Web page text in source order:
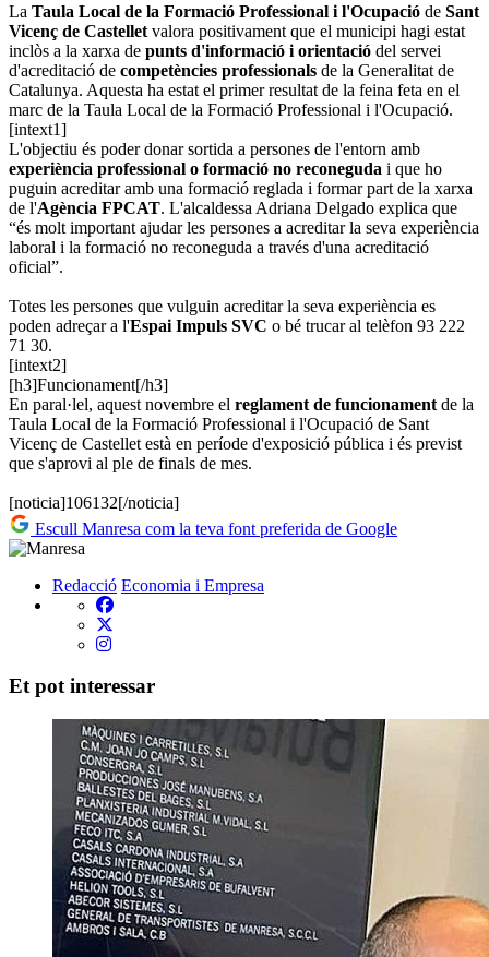
La Taula Local de la Formació Professional i l'Ocupació de Sant
Vicenç de Castellet valora positivament que el municipi hagi estat
inclòs a la xarxa de punts d'informació i orientació del servei
d'acreditació de competències professionals de la Generalitat de
Catalunya. Aquesta ha estat el primer resultat de la feina feta en el
marc de la Taula Local de la Formació Professional i l'Ocupació.
[intext1]
L'objectiu és poder donar sortida a persones de l'entorn amb
experiència professional o formació no reconeguda i que ho
puguin acreditar amb una formació reglada i formar part de la xarxa
de l'Agència FPCAT. L'alcaldessa Adriana Delgado explica que
“és molt important ajudar les persones a acreditar la seva experiència
laboral i la formació no reconeguda a través d'una acreditació
oficial”.
Totes les persones que vulguin acreditar la seva experiència es
poden adreçar a l'Espai Impuls SVC o bé trucar al telèfon 93 222
71 30.
[intext2]
[h3]Funcionament[/h3]
En paral·lel, aquest novembre el reglament de funcionament de la
Taula Local de la Formació Professional i l'Ocupació de Sant
Vicenç de Castellet està en període d'exposició pública i és previst
que s'aprovi al ple de finals de mes.
[noticia]106132[/noticia]
Escull Manresa com la teva font preferida de Google
Redacció Economia i Empresa
Et pot interessar